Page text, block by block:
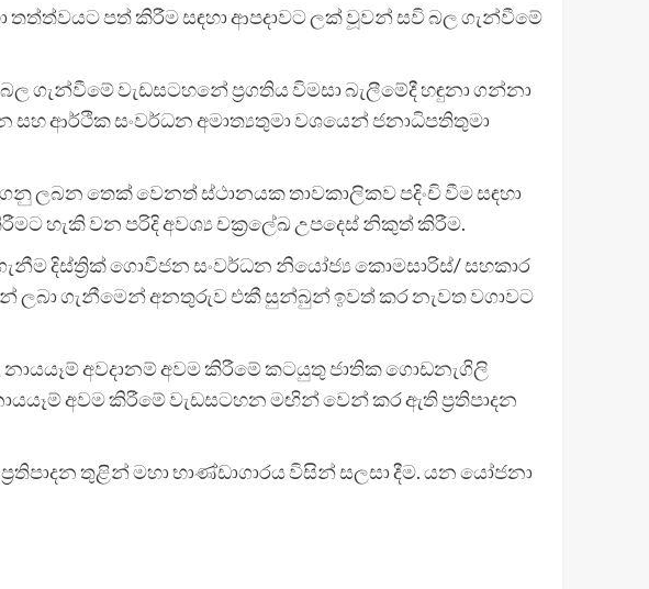
පත් කිරීම සඳහා ආපදාවට ලක් වූවන් සවි බල ගැන්වීමේ
ගැන්වීමේ වැඩසටහනේ ප්‍රගතිය විමසා බැලීමේදී හඳුනා ගන්නා
සහ ආර්ථික සංවර්ධන අමාත්‍යතුමා වශයෙන් ජනාධිපතිතුමා
ලබන තෙක් වෙනත් ස්ථානයක තාවකාලිකව පදිංචි වීම සඳහා
හැකි වන පරිදි අවශ්‍ය චක්‍රලේඛ උපදෙස් නිකුත් කිරීම.
දිස්ත්‍රික් ගොවිජන සංවර්ධන නියෝජ්‍ය කොමසාරිස්/ සහකාර
ගැනීමෙන් අනතුරුව එකී සුන්බුන් ඉවත් කර නැවත වගාවට
අවදානම් අවම කිරීමේ කටයුතු ජාතික ගොඩනැගිලි
අවම කිරීමේ වැඩසටහන මඟින් වෙන් කර ඇති ප්‍රතිපාදන
තුළින් මහා භාණ්ඩාගාරය විසින් සලසා දීම. යන යෝජනා